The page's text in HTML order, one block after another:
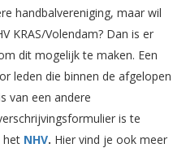
handbalvereniging, maar wil
KRAS/Volendam? Dan is er
dit mogelijk te maken. Een
leden die binnen de afgelopen
van een andere
is te
het NHV. Hier vind je ook meer